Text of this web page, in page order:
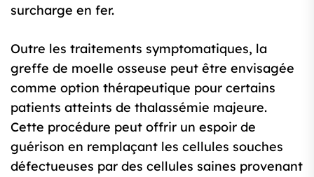
surcharge en fer.
Outre les traitements symptomatiques, la
greffe de moelle osseuse peut être envisagée
comme option thérapeutique pour certains
patients atteints de thalassémie majeure.
Cette procédure peut offrir un espoir de
guérison en remplaçant les cellules souches
défectueuses par des cellules saines provenant